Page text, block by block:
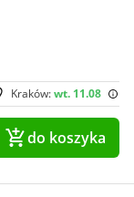
Kraków:wt. 11.08
do koszyka